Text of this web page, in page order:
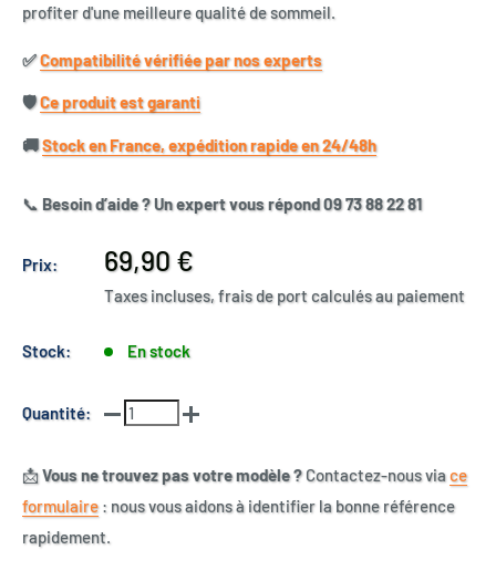
profiter d'une meilleure qualité de sommeil.
✅​Compatibilité vérifiée par nos experts
🛡️​Ce produit est garanti
🚚​Stock en France, expédition rapide en 24/48h
📞 Besoin d’aide ? Un expert vous répond 09 73 88 22 81
Prix:
Prix
réduit
69,90 €
Taxes incluses, frais de port calculés au paiement
Stock: En stock
Quantité:
📩Vous ne trouvez pas votre modèle ?Contactez-nous viace
formulaire : nous vous aidons à identifier la bonne référence
rapidement.